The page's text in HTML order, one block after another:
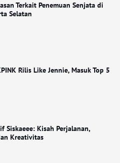
Terkait Penemuan Senjata di
Selatan
Rilis Like Jennie, Masuk Top 5
Siskaeee: Kisah Perjalanan,
Kreativitas